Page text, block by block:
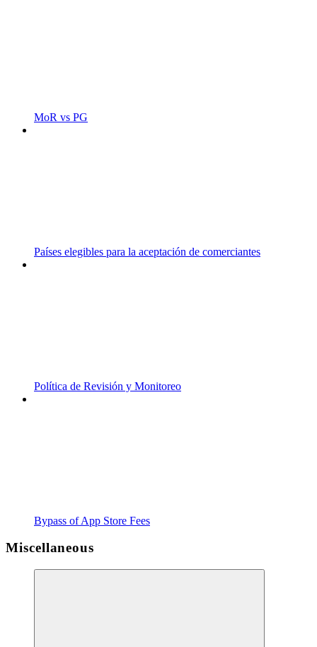
MoR vs PG
Países elegibles para la aceptación de comerciantes
Política de Revisión y Monitoreo
Bypass of App Store Fees
Miscellaneous